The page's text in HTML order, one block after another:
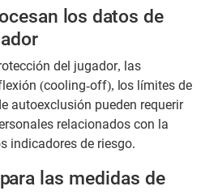
los datos de
del jugador, las
(cooling-off), los límites de
autoexclusión pueden requerir
relacionados con la
indicadores de riesgo.
las medidas de